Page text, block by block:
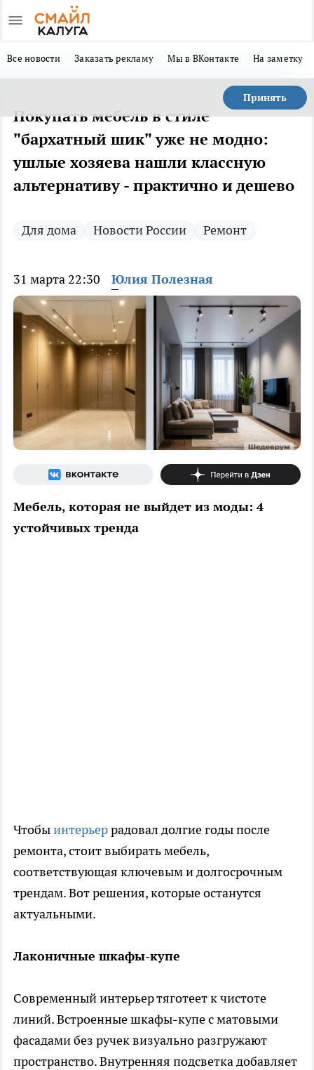
Все новости Заказать рекламу Мы в ВКонтакте На заметку
Принять
Покупать мебель в стиле
"бархатный шик" уже не модно:
ушлые хозяева нашли классную
альтернативу - практично и дешево
Для дома Новости России Ремонт
31 марта 22:30 Юлия Полезная
Мебель, которая не выйдет из моды: 4
устойчивых тренда
Чтобыинтерьеррадовал долгие годы после
ремонта, стоит выбирать мебель,
соответствующая ключевым и долгосрочным
трендам. Вот решения, которые останутся
актуальными.
Лаконичные шкафы-купе
Современный интерьер тяготеет к чистоте
линий. Встроенные шкафы-купе с матовыми
фасадами без ручек визуально разгружают
пространство. Внутренняя подсветка добавляет